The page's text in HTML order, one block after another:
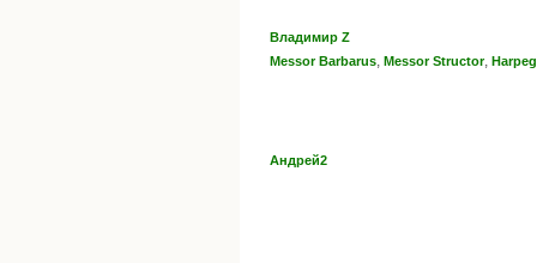
Владимир Z
Messor Barbarus, Messor Structor,
Андрей2